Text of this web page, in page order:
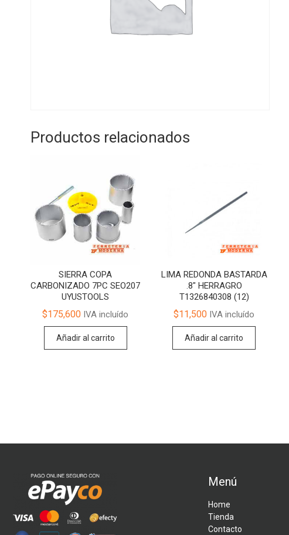
Productos relacionados
SIERRA COPA
CARBONIZADO 7PC SEO207
UYUSTOOLS
$175,600 IVA incluído
Añadir al carrito
LIMA REDONDA BASTARDA
.8″ HERRAGRO
T1326840308 (12)
$11,500 IVA incluído
Añadir al carrito
Menú
Home
Tienda
Contacto